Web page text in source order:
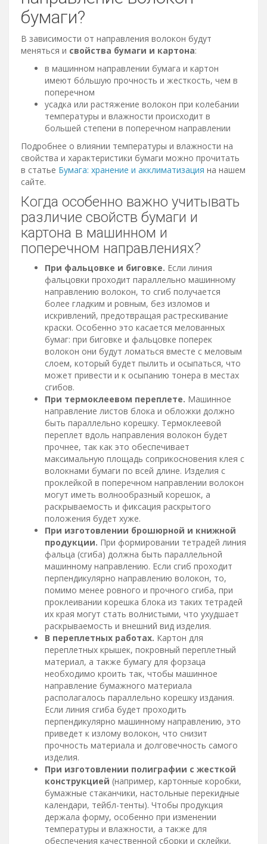
бумаги?
В зависимости от направления волокон будут
меняться и свойства бумаги и картона:
в машинном направлении бумага и картон
имеют бо́льшую прочность и жесткость, чем в
поперечном
усадка или растяжение волокон при колебании
температуры и влажности происходит в
большей степени в поперечном направлении
Подробнее о влиянии температуры и влажности на
свойства и характеристики бумаги можно прочитать
в статье Бумага: хранение и акклиматизация на нашем
сайте.
Когда особенно важно учитывать
различие свойств бумаги и
картона в машинном и
поперечном направлениях?
При фальцовке и биговке. Если линия
фальцовки проходит параллельно машинному
направлению волокон, то сгиб получается
более гладким и ровным, без изломов и
искривлений, предотвращая растрескивание
краски. Особенно это касается мелованных
бумаг: при биговке и фальцовке поперек
волокон они будут ломаться вместе с меловым
слоем, который будет пылить и осыпаться, что
может привести и к осыпанию тонера в местах
сгибов.
При термоклеевом переплете. Машинное
направление листов блока и обложки должно
быть параллельно корешку. Термоклеевой
переплет вдоль направления волокон будет
прочнее, так как это обеспечивает
максимальную площадь соприкосновения клея с
волокнами бумаги по всей длине. Изделия с
проклейкой в поперечном направлении волокон
могут иметь волнообразный корешок, а
раскрываемость и фиксация раскрытого
положения будет хуже.
При изготовлении брошюрной и книжной
продукции. При формировании тетрадей линия
фальца (сгиба) должна быть параллельной
машинному направлению. Если сгиб проходит
перпендикулярно направлению волокон, то,
помимо менее ровного и прочного сгиба, при
проклеивании корешка блока из таких тетрадей
их края могут стать волнистыми, что ухудшает
раскрываемость и внешний вид изделия.
В переплетных работах. Картон для
переплетных крышек, покровный переплетный
материал, а также бумагу для форзаца
необходимо кроить так, чтобы машинное
направление бумажного материала
располагалось параллельно корешку издания.
Если линия сгиба будет проходить
перпендикулярно машинному направлению, это
приведет к излому волокон, что снизит
прочность материала и долговечность самого
изделия.
При изготовлении полиграфии с жесткой
конструкцией (например, картонные коробки,
бумажные стаканчики, настольные перекидные
календари, тейбл-тенты). Чтобы продукция
держала форму, особенно при изменении
температуры и влажности, а также для
обеспечения качественной сборки и склейки,